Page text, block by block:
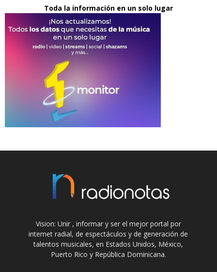
Toda la información en un solo lugar
Vision: Unir , informar y ser el mejor portal por
internet radial, de espectáculos y de generación de
talentos musicales, en Estados Unidos, México,
Puerto Rico y República Dominicana.